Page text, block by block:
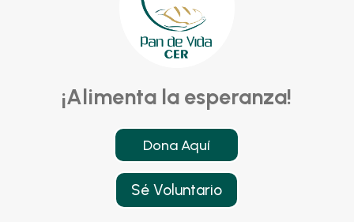
¡Alimenta la esperanza!
Dona Aquí
Sé Voluntario